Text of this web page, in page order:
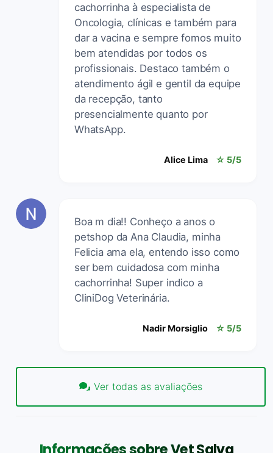
cachorrinha à especialista de
Oncologia, clínicas e também para
dar a vacina e sempre fomos muito
bem atendidas por todos os
profissionais. Destaco também o
atendimento ágil e gentil da equipe
da recepção, tanto
presencialmente quanto por
WhatsApp.
Alice Lima ☆ 5/5
Boa m dia!! Conheço a anos o
petshop da Ana Claudia, minha
Felicia ama ela, entendo isso como
ser bem cuidadosa com minha
cachorrinha! Super indico a
CliniDog Veterinária.
Nadir Morsiglio ☆ 5/5
Ver todas as avaliações